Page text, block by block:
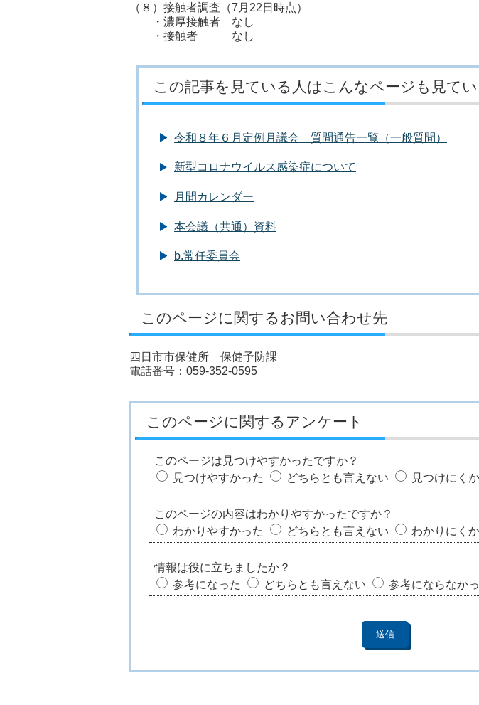
（８）接触者調査（7月22日時点）
・濃厚接触者 なし
・接触者 なし
この記事を見ている人はこんなページも見て
令和８年６月定例月議会 質問通告一覧（一般質問）
新型コロナウイルス感染症について
月間カレンダー
本会議（共通）資料
b.常任委員会
このページに関するお問い合わせ先
四日市市保健所 保健予防課
電話番号：059-352-0595
このページに関するアンケート
このページは見つけやすかったですか？
見つけやすかった
どちらとも言えない 見つけにく
このページの内容はわかりやすかったですか？
わかりやすかった
どちらとも言えない わかりにく
情報は役に立ちましたか？
参考になった
どちらとも言えない 参考にならなか